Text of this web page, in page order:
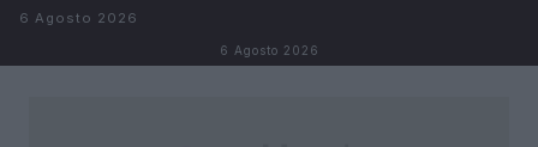
Salta al contenuto
6 Agosto 2026
6 Agosto 2026